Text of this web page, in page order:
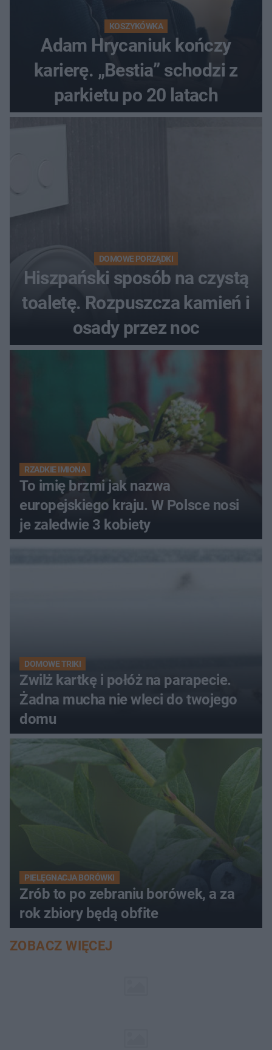
KOSZYKÓWKA
Adam Hrycaniuk kończy
karierę. „Bestia” schodzi z
parkietu po 20 latach
DOMOWE PORZĄDKI
Hiszpański sposób na czystą
toaletę. Rozpuszcza kamień i
osady przez noc
RZADKIE IMIONA
To imię brzmi jak nazwa
europejskiego kraju. W Polsce nosi
je zaledwie 3 kobiety
DOMOWE TRIKI
Zwilż kartkę i połóż na parapecie.
Żadna mucha nie wleci do twojego
domu
PIELĘGNACJA BORÓWKI
Zrób to po zebraniu borówek, a za
rok zbiory będą obfite
ZOBACZ WIĘCEJ